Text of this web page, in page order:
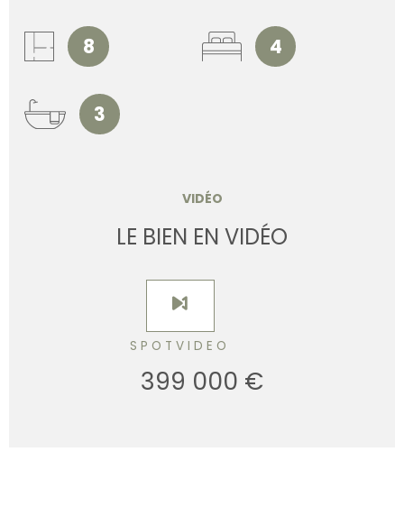
8 4
3
VIDÉO
LE BIEN EN VIDÉO
SPOTVIDEO
399 000 €